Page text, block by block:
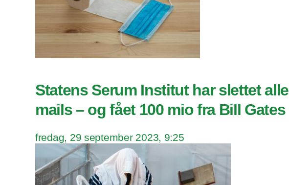
Statens Serum Institut har slettet alle
mails – og fået 100 mio fra Bill Gates
fredag, 29 september 2023, 9:25